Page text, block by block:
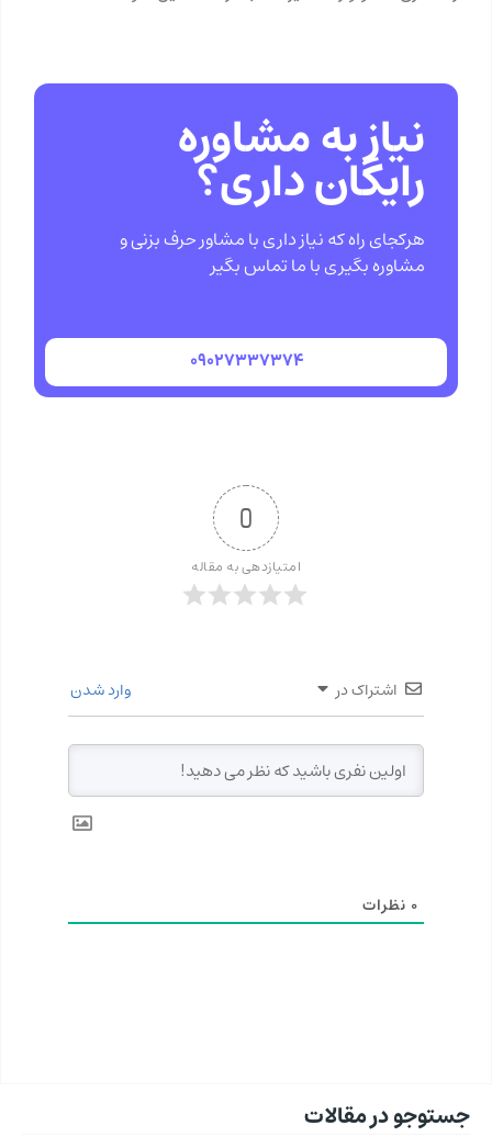
نیاز به مشاوره
رایگان داری؟
هرکجای راه که نیاز داری با مشاور حرف بزنی و
مشاوره بگیری با ما تماس بگیر
۰۹۰۲۷۳۳۷۳۷۴
امتیازدهی به مقاله
اشتراک در وارد شدن
نظرات
جستوجو در مقالات